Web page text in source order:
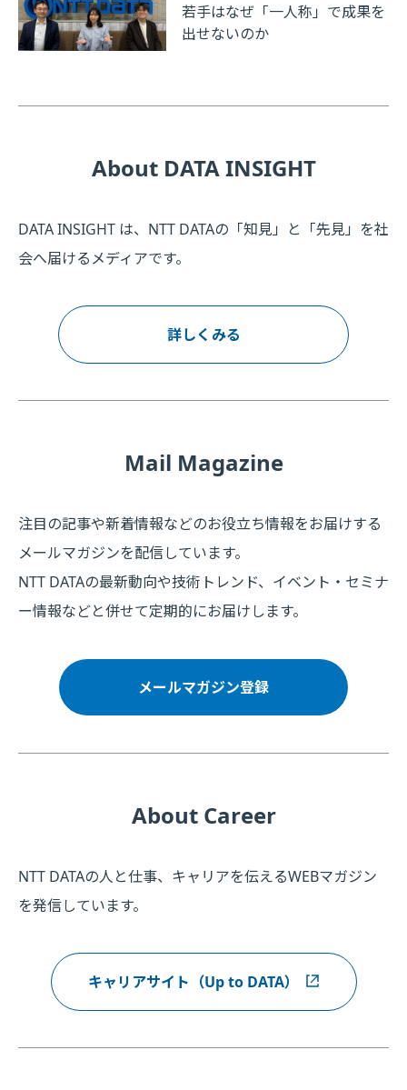
若手はなぜ「一人称」で成果を
出せないのか
About DATA INSIGHT
DATA INSIGHT は、NTT DATAの「知見」と「先見」を社
会へ届けるメディアです。
詳しくみる
Mail Magazine
注目の記事や新着情報などのお役立ち情報をお届けする
メールマガジンを配信しています。
NTT DATAの最新動向や技術トレンド、イベント・セミナ
ー情報などと併せて定期的にお届けします。
メールマガジン登録
About Career
NTT DATAの人と仕事、キャリアを伝えるWEBマガジン
を発信しています。
キャリアサイト（Up to DATA）